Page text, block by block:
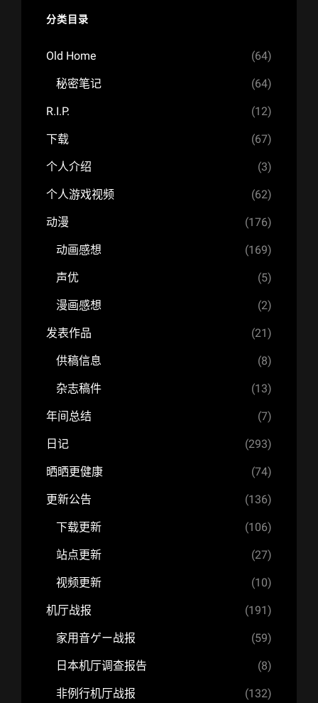
分类目录
Old Home (64)
秘密笔记 (64)
R.I.P. (12)
下载 (67)
个人介绍 (3)
个人游戏视频 (62)
动漫 (176)
动画感想 (169)
声优 (5)
漫画感想 (2)
发表作品 (21)
供稿信息 (8)
杂志稿件 (13)
年间总结 (7)
日记 (293)
晒晒更健康 (74)
更新公告 (136)
下载更新 (106)
站点更新 (27)
视频更新 (10)
机厅战报 (191)
家用音ゲー战报 (59)
日本机厅调查报告 (8)
非例行机厅战报 (132)